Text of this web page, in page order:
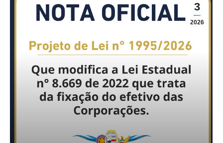
3
2026